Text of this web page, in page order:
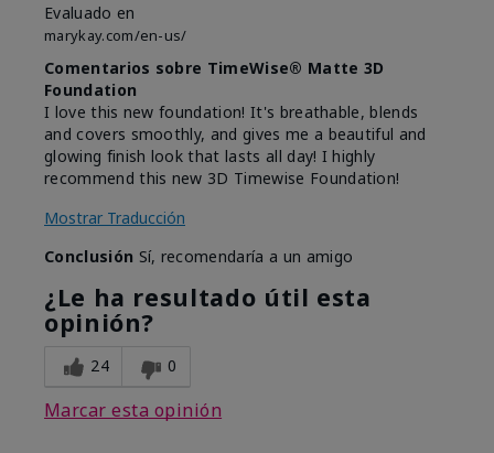
Evaluado en
marykay.com/en-us/
Comentarios sobre TimeWise® Matte 3D
Foundation
I love this new foundation! It's breathable, blends
and covers smoothly, and gives me a beautiful and
glowing finish look that lasts all day! I highly
recommend this new 3D Timewise Foundation!
Mostrar Traducción
Conclusión Sí, recomendaría a un amigo
¿Le ha resultado útil esta
opinión?
24 0
Marcar esta opinión